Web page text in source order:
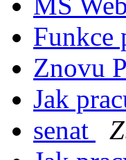
Funkce
Znovu
Jak
senat